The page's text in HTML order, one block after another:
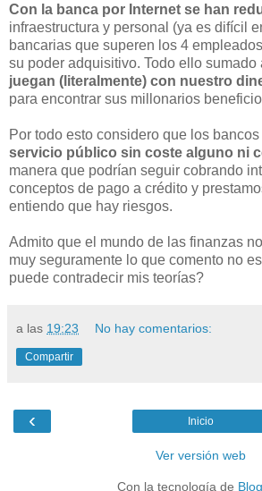
Con la banca por Internet se han
infraestructura y personal (ya es difícil
bancarias que superen los 4
su poder adquisitivo. Todo ello sumado
juegan (literalmente) con nuestro
para encontrar sus millonarios
Por todo esto considero que los bancos
servicio público sin coste alguno ni
manera que podrían seguir cobrando
conceptos de pago a crédito y
entiendo que hay riesgos.
Admito que el mundo de las finanzas
muy seguramente lo que comento no
puede contradecir mis teorías?
a las 19:23 No hay comentarios:
Compartir
‹ Inicio
Ver versión web
Con la tecnología de